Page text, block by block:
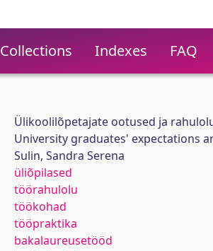
Collections Indexes FAQ
Ülikoolilõpetajate ootused ja
University graduates' expectations
Sulin, Sandra Serena
üliõpilased
töörahulolu
töökohad
tööpraktika
bakalaureusetööd